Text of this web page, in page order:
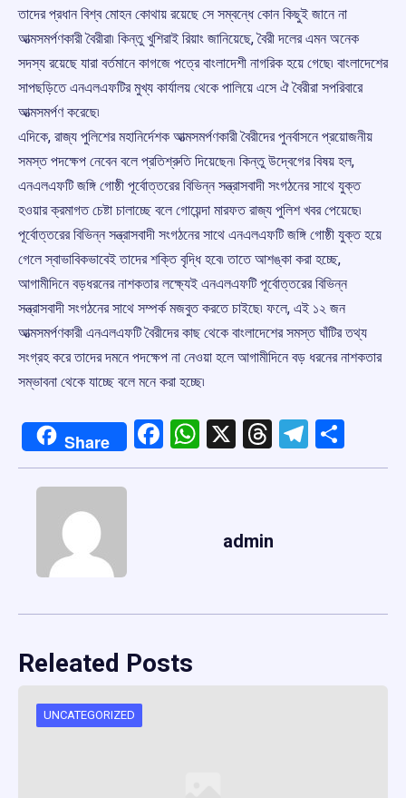
তাদের প্রধান বিশ্ব মোহন কোথায় রয়েছে সে সম্বন্ধে কোন কিছুই জানে না
আত্মসমর্পণকারী বৈরীরা৷ কিন্তু খুশিরাই রিয়াং জানিয়েছে, বৈরী দলের এমন অনেক
সদস্য রয়েছে যারা বর্তমানে কাগজে পত্রে বাংলাদেশী নাগরিক হয়ে গেছে৷ বাংলাদেশের
সাপছড়িতে এনএলএফটির মুখ্য কার্যালয় থেকে পালিয়ে এসে ঐ বৈরীরা সপরিবারে
আত্মসমর্পণ করেছে৷
এদিকে, রাজ্য পুলিশের মহানির্দেশক আত্মসমর্পণকারী বৈরীদের পুনর্বাসনে প্রয়োজনীয়
সমস্ত পদক্ষেপ নেবেন বলে প্রতিশ্রুতি দিয়েছেন৷ কিন্তু উদ্বেগের বিষয় হল,
এনএলএফটি জঙ্গি গোষ্ঠী পূর্বোত্তরের বিভিন্ন সন্ত্রাসবাদী সংগঠনের সাথে যুক্ত
হওয়ার ক্রমাগত চেষ্টা চালাচ্ছে বলে গোয়েন্দা মারফত রাজ্য পুলিশ খবর পেয়েছে৷
পূর্বোত্তরের বিভিন্ন সন্ত্রাসবাদী সংগঠনের সাথে এনএলএফটি জঙ্গি গোষ্ঠী যুক্ত হয়ে
গেলে স্বাভাবিকভাবেই তাদের শক্তি বৃদ্ধি হবে৷ তাতে আশঙ্কা করা হচ্ছে,
আগামীদিনে বড়ধরনের নাশকতার লক্ষ্যেই এনএলএফটি পূর্বোত্তরের বিভিন্ন
সন্ত্রাসবাদী সংগঠনের সাথে সম্পর্ক মজবুত করতে চাইছে৷ ফলে, এই ১২ জন
আত্মসমর্পণকারী এনএলএফটি বৈরীদের কাছ থেকে বাংলাদেশের সমস্ত ঘাঁটির তথ্য
সংগ্রহ করে তাদের দমনে পদক্ষেপ না নেওয়া হলে আগামীদিনে বড় ধরনের নাশকতার
সম্ভাবনা থেকে যাচ্ছে বলে মনে করা হচ্ছে৷
Share Facebook
WhatsApp
X Threads
admin
Releated Posts
UNCATEGORIZED